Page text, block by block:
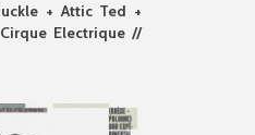
+ Attic Ted +
Electrique //